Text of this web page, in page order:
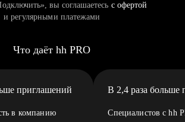
вы соглашаетесь с офертой
и регулярными платежами
Что даёт hh PRO
приглашений
в компанию
В 2,4 раза больше
Специалистов с hh